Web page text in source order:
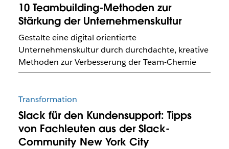
10 Teambuilding-Methoden zur
Stärkung der Unternehmenskultur
Gestalte eine digital orientierte
Unternehmenskultur durch durchdachte, kreative
Methoden zur Verbesserung der Team-Chemie
Transformation
Slack für den Kundensupport: Tipps
von Fachleuten aus der Slack-
Community New York City